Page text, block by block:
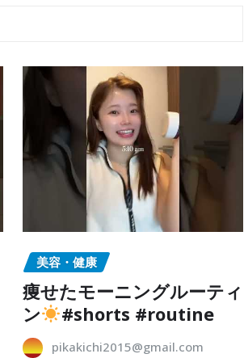
美容・健康
痩せたモーニングルーティ
ン
#shorts #routine
pikakichi2015@gmail.com